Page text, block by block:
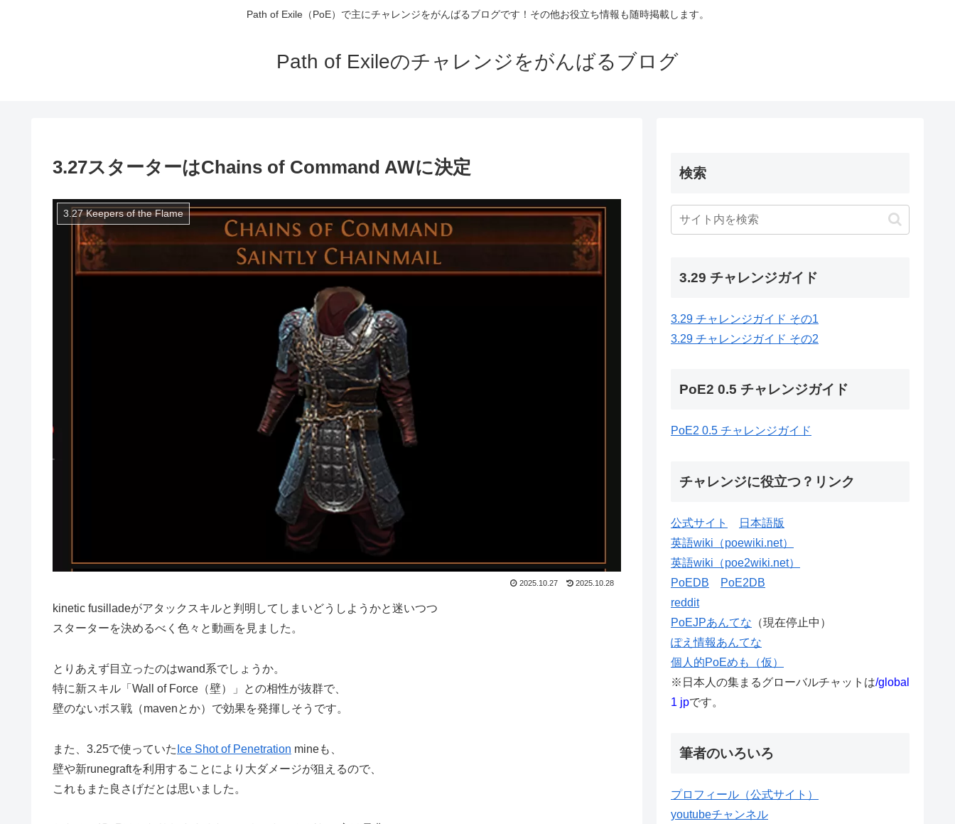
Path of Exile（PoE）で主にチャレンジをがんばるブログです！その他お役立ち情報も随時掲載します。
Path of Exileのチャレンジをがんばるブログ
3.27スターターはChains of Command AWに決定
3.27 Keepers of the Flame
2025.10.27 2025.10.28
kinetic fusilladeがアタックスキルと判明してしまいどうしようかと迷いつつ
スターターを決めるべく色々と動画を見ました。
とりあえず目立ったのはwand系でしょうか。
特に新スキル「Wall of Force（壁）」との相性が抜群で、
壁のないボス戦（mavenとか）で効果を発揮しそうです。
また、3.25で使っていた Ice Shot of Penetration mineも、
壁や新runegraftを利用することにより大ダメージが狙えるので、
これもまた良さげだとは思いました。
検索
3.29 チャレンジガイド
3.29 チャレンジガイド その1
3.29 チャレンジガイド その2
PoE2 0.5 チャレンジガイド
PoE2 0.5 チャレンジガイド
チャレンジに役立つ？リンク
公式サイト
日本語版
英語wiki（poewiki.net）
英語wiki（poe2wiki.net）
PoEDB
PoE2DB
reddit
PoEJPあんてな （現在停止中）
ぽえ情報あんてな
個人的PoEめも（仮）
※日本人の集まるグローバルチャットは/global
1 jpです。
筆者のいろいろ
プロフィール（公式サイト）
youtubeチャンネル